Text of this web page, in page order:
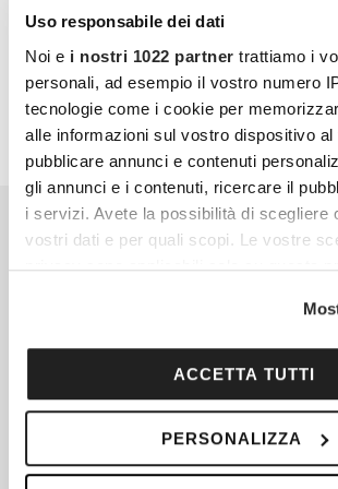
Uso responsabile dei dati
Noi e i nostri 1022 partner trattiamo i
personali, ad esempio il vostro numero
tecnologie come i cookie per
alle informazioni sul vostro dispositivo al
pubblicare annunci e contenuti
gli annunci e i contenuti, ricercare il
i servizi. Avete la possibilità di scegliere
vostri dati e per quali scopi. Le vostre
privacy sono applicabili solo su questa
modificare o revocare il proprio
momento dalla Dichiarazione sui cookie
sull'icona di attivazione della privacy.
raccogliere informazioni sulla tua
geografica, con un'approssimazione
ACCETTA TUTTI
PERSONALIZZA
PARTECIPA ANCHE TU